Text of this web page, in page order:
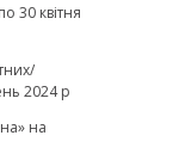
30 квітня
2024 р
на